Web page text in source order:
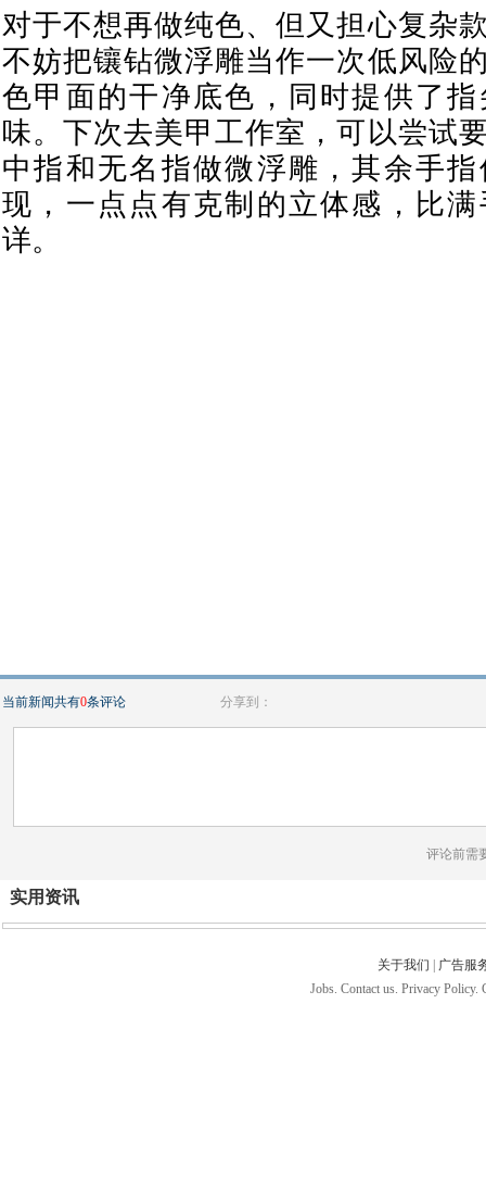
对于不想再做纯色、但又担心复杂
不妨把镶钻微浮雕当作一次低风险
色甲面的干净底色，同时提供了
味。下次去美甲工作室，可以尝试
中指和无名指做微浮雕，其余手
现，一点点有克制的立体感，比
详。
当前新闻共有0条评论 分享到：
评论前需
实用资讯
关于我们
广告服
Jobs. Contact us. Privacy